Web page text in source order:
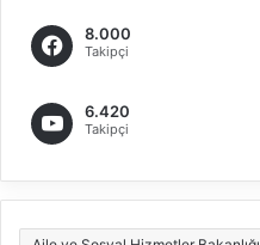
8.000
Takipçi
6.420
Takipçi